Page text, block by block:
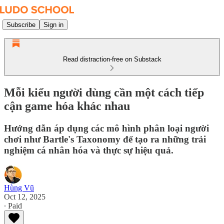
Subscribe Sign in
Read distraction-free on Substack
Mỗi kiểu người dùng cần một cách tiếp
cận game hóa khác nhau
Hướng dẫn áp dụng các mô hình phân loại người
chơi như Bartle's Taxonomy để tạo ra những trải
nghiệm cá nhân hóa và thực sự hiệu quả.
Hùng Vũ
Oct 12, 2025
∙ Paid